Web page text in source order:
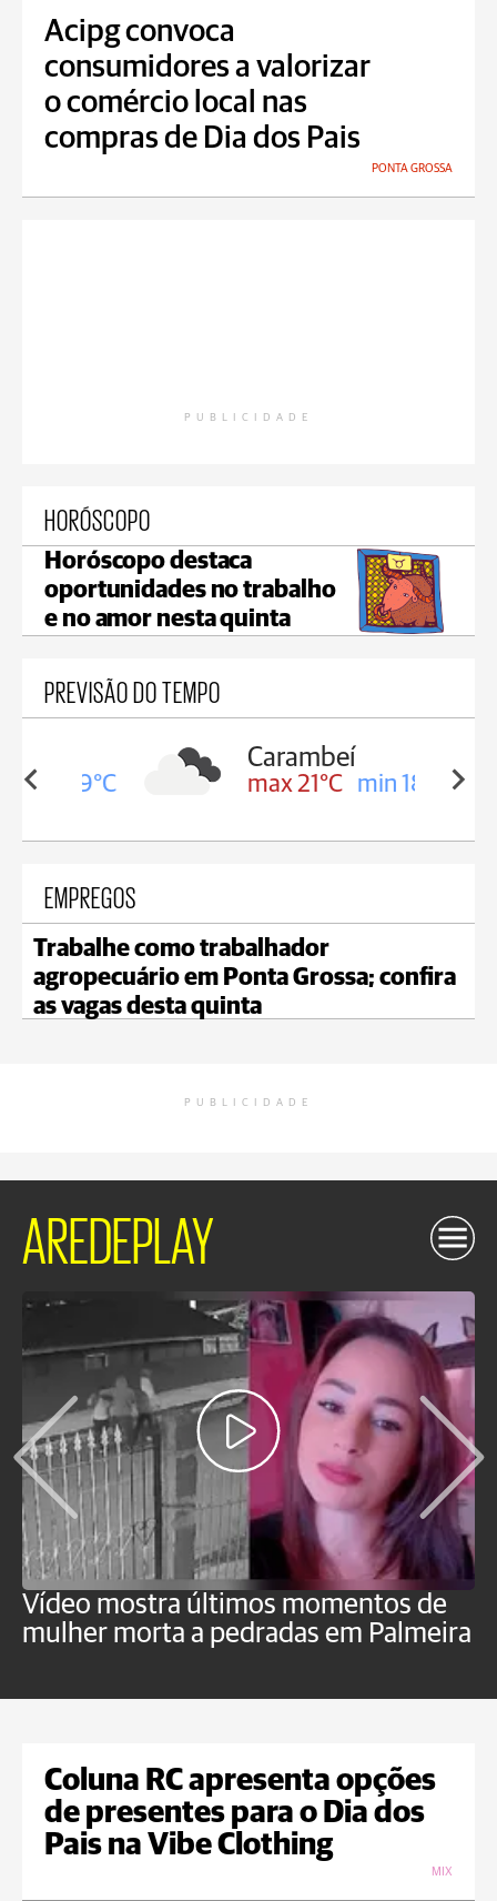
Acipg convoca
consumidores a valorizar
o comércio local nas
compras de Dia dos Pais
PONTA GROSSA
PUBLICIDADE
HORÓSCOPO
Horóscopo destaca
oportunidades no trabalho
e no amor nesta quinta
PREVISÃO DO TEMPO
19°C
Carambeí
max 21°C min 18°C
EMPREGOS
Trabalhe como trabalhador
agropecuário em Ponta Grossa; confira
as vagas desta quinta
PUBLICIDADE
AREDEPLAY
Vídeo mostra últimos momentos de
mulher morta a pedradas em Palmeira
Coluna RC apresenta opções
de presentes para o Dia dos
Pais na Vibe Clothing
MIX